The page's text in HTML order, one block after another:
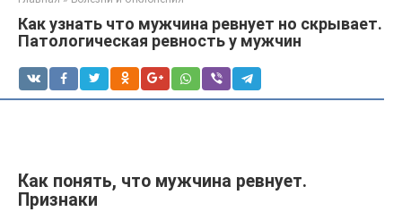
Как узнать что мужчина ревнует но скрывает.
Патологическая ревность у мужчин
Как понять, что мужчина ревнует.
Признаки